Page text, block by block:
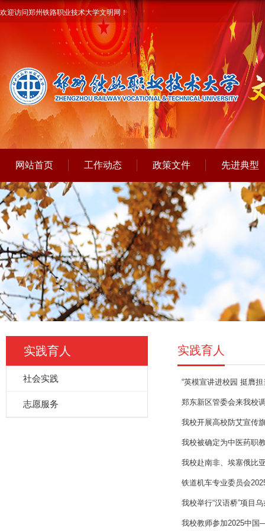
欢迎访问郑州铁路职业技术大学文明网！
网站首页 工作动态 政策文件 先进典型
实践育人
社会实践
志愿服务
实践育人
“英模宣讲进校园 挺膺
郑东新区管委会来我校
我校开展高校防艾宣传
我校被确定为中医药职
我校赴南非、埃塞俄比
铁道机车专业委员会
我校举行“汉语桥”项目
我校教师参加2025中国